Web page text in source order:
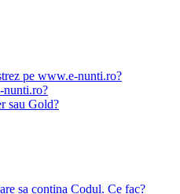
pe www.e-nunti.ro?
nunti.ro?
sau Gold?
sa contina Codul. Ce fac?